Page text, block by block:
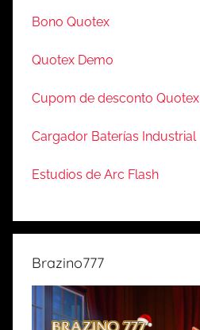
Bono Quotex
Quotex Demo
Cupom de desconto Quotex
Cargador Baterías Industrial
Estudios de Arc Flash
Brazino777